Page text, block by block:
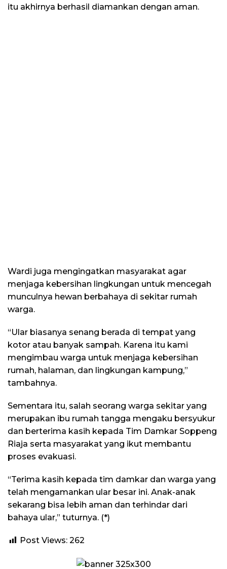
itu akhirnya berhasil diamankan dengan aman.
Wardi juga mengingatkan masyarakat agar
menjaga kebersihan lingkungan untuk mencegah
munculnya hewan berbahaya di sekitar rumah
warga.
“Ular biasanya senang berada di tempat yang
kotor atau banyak sampah. Karena itu kami
mengimbau warga untuk menjaga kebersihan
rumah, halaman, dan lingkungan kampung,”
tambahnya.
Sementara itu, salah seorang warga sekitar yang
merupakan ibu rumah tangga mengaku bersyukur
dan berterima kasih kepada Tim Damkar Soppeng
Riaja serta masyarakat yang ikut membantu
proses evakuasi.
“Terima kasih kepada tim damkar dan warga yang
telah mengamankan ular besar ini. Anak-anak
sekarang bisa lebih aman dan terhindar dari
bahaya ular,” tuturnya. (*)
Post Views: 262